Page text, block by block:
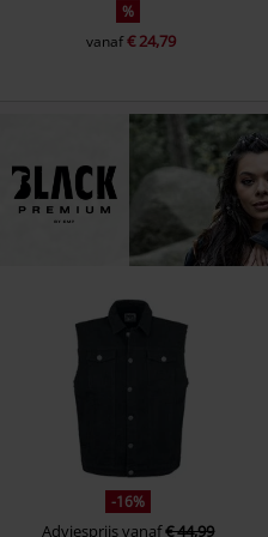
%
vanaf€ 24,79
-16%
Adviesprijsvanaf€ 44,99